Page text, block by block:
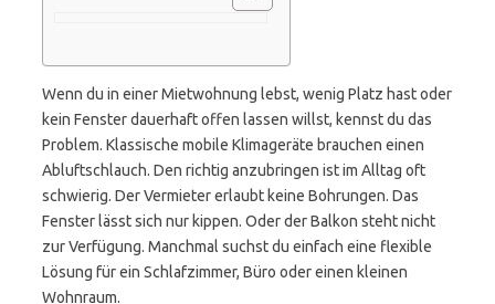
Wenn du in einer Mietwohnung lebst, wenig Platz hast oder
kein Fenster dauerhaft offen lassen willst, kennst du das
Problem. Klassische mobile Klimageräte brauchen einen
Abluftschlauch. Den richtig anzubringen ist im Alltag oft
schwierig. Der Vermieter erlaubt keine Bohrungen. Das
Fenster lässt sich nur kippen. Oder der Balkon steht nicht
zur Verfügung. Manchmal suchst du einfach eine flexible
Lösung für ein Schlafzimmer, Büro oder einen kleinen
Wohnraum.